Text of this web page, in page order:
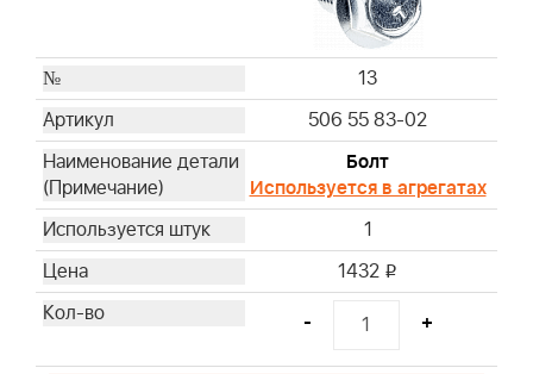
13
506 55 83-02
Болт
Используется в агрегатах
1
1432 i
- +